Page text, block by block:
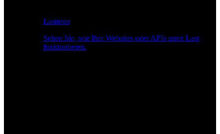
Lasttests
Sehen Sie, wie Ihre Websites oder APIs unter Last
funktionieren.